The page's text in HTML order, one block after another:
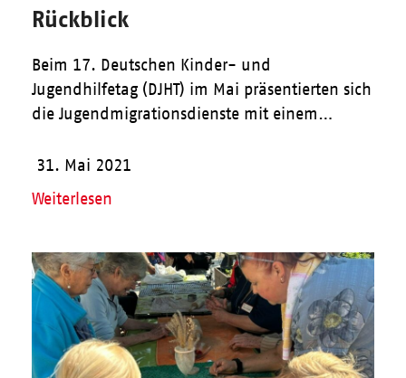
Rückblick
Beim 17. Deutschen Kinder- und
Jugendhilfetag (DJHT) im Mai präsentierten sich
die Jugendmigrationsdienste mit einem…
31. Mai 2021
Weiterlesen